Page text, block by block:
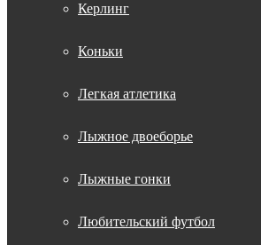
Керлинг
Коньки
Легкая атлетика
Лыжное двоеборье
Лыжные гонки
Любительский футбол